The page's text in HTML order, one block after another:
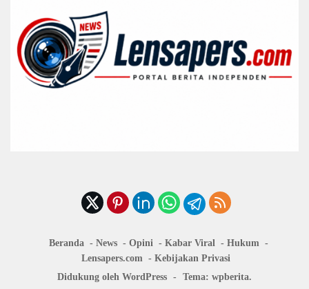
Beranda News Opini Kabar Viral
Hukum
Lensapers.com
Kebijakan Privasi
Didukung oleh WordPress - Tema: wpberita.